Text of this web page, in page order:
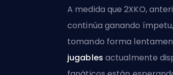
A medida que 2XKO,
continúa ganando
tomando forma
jugables actualmente